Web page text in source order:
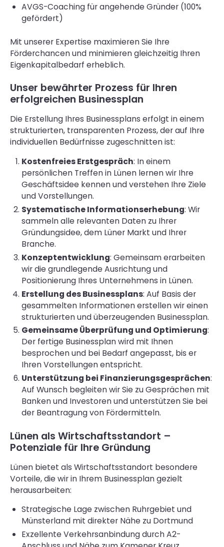
AVGS-Coaching für angehende Gründer (100%
gefördert)
Mit unserer Expertise maximieren Sie Ihre
Förderchancen und minimieren gleichzeitig Ihren
Eigenkapitalbedarf erheblich.
Unser bewährter Prozess für Ihren
erfolgreichen Businessplan
Die Erstellung Ihres Businessplans erfolgt in einem
strukturierten, transparenten Prozess, der auf Ihre
individuellen Bedürfnisse zugeschnitten ist:
Kostenfreies Erstgespräch: In einem
persönlichen Treffen in Lünen lernen wir Ihre
Geschäftsidee kennen und verstehen Ihre Ziele
und Vorstellungen.
Systematische Informationserhebung: Wir
sammeln alle relevanten Daten zu Ihrer
Gründungsidee, dem Lüner Markt und Ihrer
Branche.
Konzeptentwicklung: Gemeinsam erarbeiten
wir die grundlegende Ausrichtung und
Positionierung Ihres Unternehmens in Lünen.
Erstellung des Businessplans: Auf Basis der
gesammelten Informationen erstellen wir einen
strukturierten und überzeugenden Businessplan.
Gemeinsame Überprüfung und Optimierung:
Der fertige Businessplan wird mit Ihnen
besprochen und bei Bedarf angepasst, bis er
Ihren Vorstellungen entspricht.
Unterstützung bei Finanzierungsgesprächen:
Auf Wunsch begleiten wir Sie zu Gesprächen mit
Banken und Investoren und unterstützen Sie bei
der Beantragung von Fördermitteln.
Lünen als Wirtschaftsstandort –
Potenziale für Ihre Gründung
Lünen bietet als Wirtschaftsstandort besondere
Vorteile, die wir in Ihrem Businessplan gezielt
herausarbeiten:
Strategische Lage zwischen Ruhrgebiet und
Münsterland mit direkter Nähe zu Dortmund
Exzellente Verkehrsanbindung durch A2-